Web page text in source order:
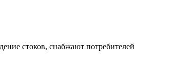
стоков, снабжают потребителей